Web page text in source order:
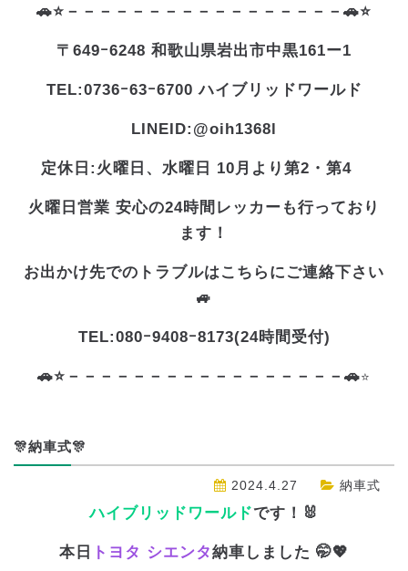
🚗⭐－－－－－－－－－－－－－－－－－🚗⭐
〒649ｰ6248 和歌山県岩出市中黒161ー1
TEL:0736ｰ63ｰ6700 ハイブリッドワールド
LINEID:@oih1368l
定休日:火曜日、水曜日 10月より第2・第4
火曜日営業 安心の24時間レッカーも行っており
ます！
お出かけ先でのトラブルはこちらにご連絡下さい
🚙
TEL:080ｰ9408ｰ8173(24時間受付)
🚗⭐－－－－－－－－－－－－－－－－－🚗⭐
🎊納車式🎊
2024.4.27 納車式
ハイブリッドワールドです！🐰
本日 トヨタ シエンタ納車しました 🤭💖